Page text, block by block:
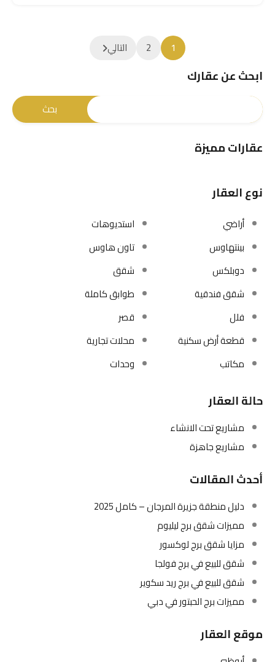
1
2 التالي
ابحث عن عقارك
عقارات مميزة
نوع العقار
أراضي
استديوهات
بينتهاوس
تاون هاوس
دوبلكس
شقق
شقق فندقية
طوابق كاملة
فلل
قصر
قطعة أرض سكنية
محلات تجارية
مكاتب
وحدات
حالة العقار
مشاريع تحت الانشاء
مشاريع جاهزة
أحدث المقالات
دليل منطقة جزيرة المرجان – كامل 2025
مميزات شقق برج ليليوم
مزايا شقق برج لوكسور
شقق للبيع في برج فولجا
شقق للبيع في برج ريد سكوير
مميزات برج الحبتور في دبي
موقع العقار